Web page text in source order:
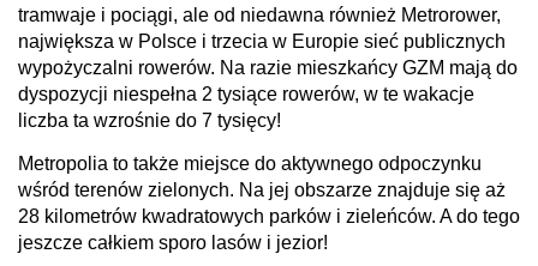
tramwaje i pociągi, ale od niedawna również Metrorower,
największa w Polsce i trzecia w Europie sieć publicznych
wypożyczalni rowerów. Na razie mieszkańcy GZM mają do
dyspozycji niespełna 2 tysiące rowerów, w te wakacje
liczba ta wzrośnie do 7 tysięcy!
Metropolia to także miejsce do aktywnego odpoczynku
wśród terenów zielonych. Na jej obszarze znajduje się aż
28 kilometrów kwadratowych parków i zieleńców. A do tego
jeszcze całkiem sporo lasów i jezior!